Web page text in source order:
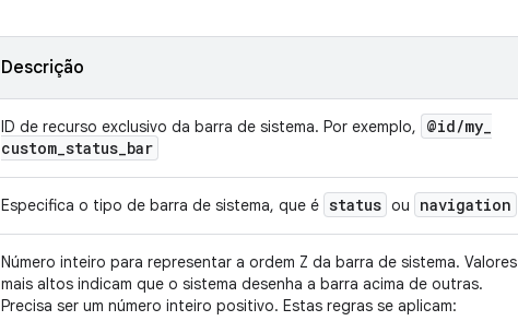
Descrição
ID de recurso exclusivo da barra de sistema. Por exemplo, @id/my_
custom_status_bar
Especifica o tipo de barra de sistema, que é status ou navigation
Número inteiro para representar a ordem Z da barra de sistema. Valores
mais altos indicam que o sistema desenha a barra acima de outras.
Precisa ser um número inteiro positivo. Estas regras se aplicam: